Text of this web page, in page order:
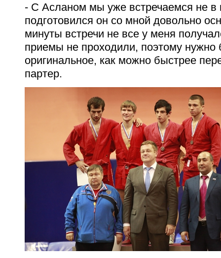
- С Асланом мы уже встречаемся не в
подготовился он со мной довольно
минуты встречи не все у меня
приемы не проходили, поэтому нужно
оригинальное, как можно быстрее
партер.